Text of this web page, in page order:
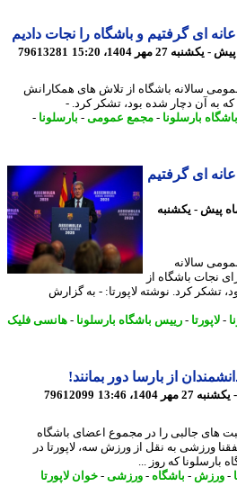
ای گرفتیم و باشگاه را نجات دادیم
79613281
باشگاه از تلاش های همکارانش
آن دچار شده بود، تشکر کرد. -
بارسلونا-مجمع عمومی-بارسلونا-
ای گرفتیم
- یکشنبه
سالانه
باشگاه از
کرد. نوشته لاپورتا: - به گزارش
-رییس باشگاه بارسلونا-هانسی فلیک
از بارسا دور بمانند!
79612099
جالبی را در مجموع اعضای باشگاه
به نقل از ورزش سه، لاپورتا در
که روز ...
-باشگاه-ورزشی -خوان لاپورتا